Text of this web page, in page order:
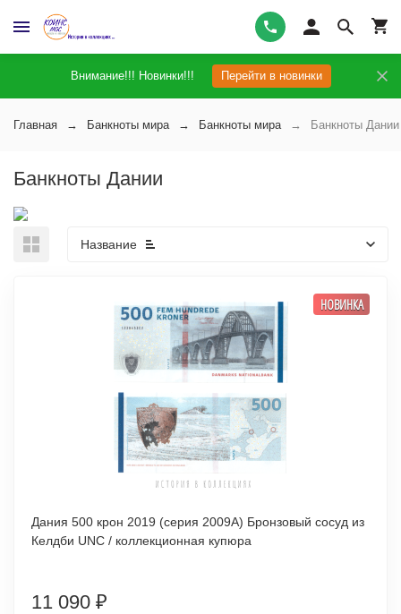
Внимание!!! Новинки!!! Перейти в новинки
Главная Банкноты мира Банкноты мира Банкноты Дании
Банкноты Дании
Название
НОВИНКА
Дания 500 крон 2019 (серия 2009А) Бронзовый сосуд из
Келдби UNC / коллекционная купюра
11 090 ₽